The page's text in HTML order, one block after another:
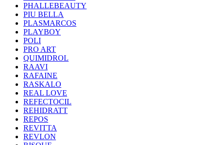
PHALLEBEAUTY
PIU BELLA
PLASMARCOS
PLAYBOY
POLI
PRO ART
QUIMIDROL
RAAVI
RAFAINE
RASKALO
REAL LOVE
REFECTOCIL
REHIDRATT
REPOS
REVITTA
REVLON